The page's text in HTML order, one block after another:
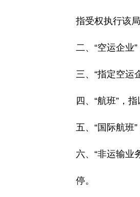
指受权执行该局
二、“空运企业”
三、“指定空运企
四、“航班”，指
五、“国际航班”
六、“非运输业务
停。